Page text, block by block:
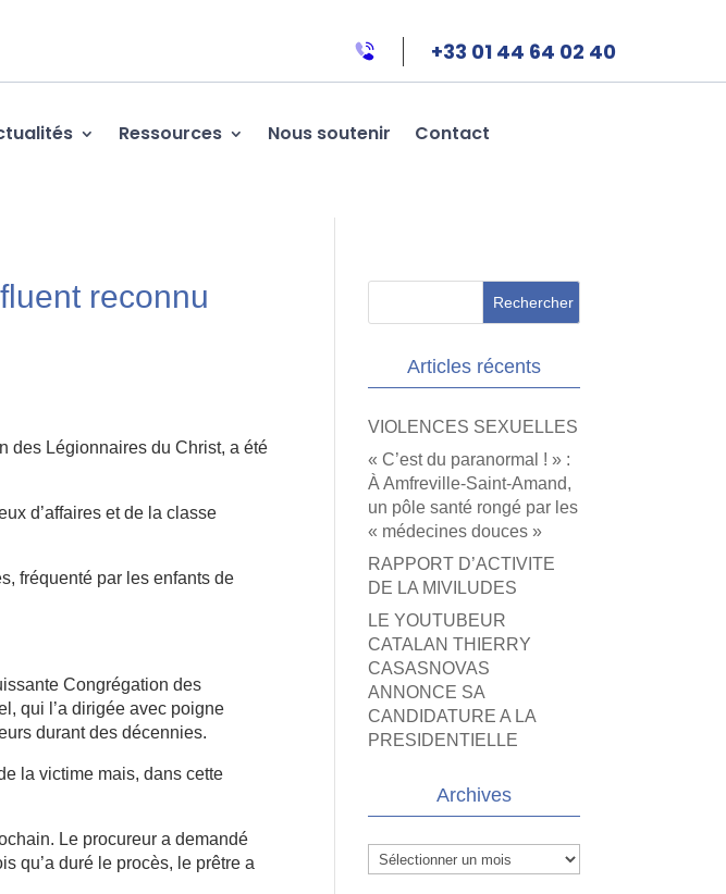
+33 01 44 64 02 40
Ressources Nous soutenir Contact
reconnu
des Légionnaires du Christ, a été
d’affaires et de la classe
fréquenté par les enfants de
Congrégation des
qui l’a dirigée avec poigne
durant des décennies.
la victime mais, dans cette
Le procureur a demandé
qu’a duré le procès, le prêtre a
Articles récents
VIOLENCES SEXUELLES
« C’est du paranormal ! » :
À Amfreville-Saint-Amand,
un pôle santé rongé par les
« médecines douces »
RAPPORT D’ACTIVITE
DE LA MIVILUDES
LE YOUTUBEUR
CATALAN THIERRY
CASASNOVAS
ANNONCE SA
CANDIDATURE A LA
PRESIDENTIELLE
Archives
Archives